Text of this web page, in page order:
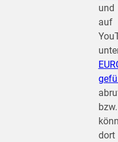
und
auf
bzw.
dort